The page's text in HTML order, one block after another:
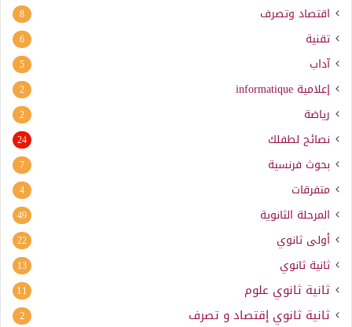
اقتصاد وتصرف 8
تقنية 6
آداب 5
إعلامية informatique
2
رياضة 2
نصائح لطفلك 24
بحوث فرنسية 7
متفرقات 4
المرحلة الثانوية 49
أولى ثانوي 22
ثانية ثانوي 13
ثانية ثانوي علوم 11
ثانية ثانوي إقتصاد و تصرف 2